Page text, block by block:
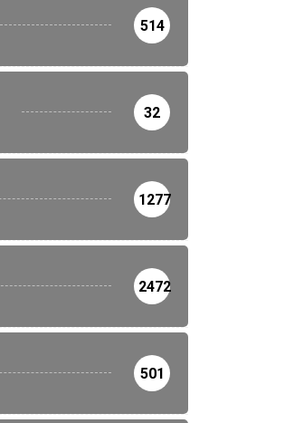
514
32
1277
2472
501